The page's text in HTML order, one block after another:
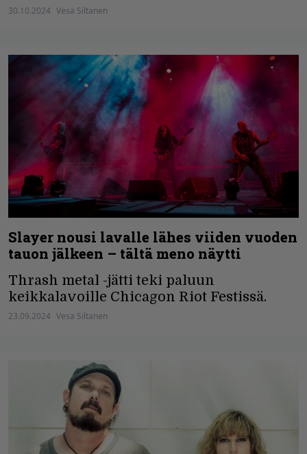
30.10.2024 Vesa Siltanen
Slayer nousi lavalle lähes viiden vuoden
tauon jälkeen – tältä meno näytti
Thrash metal -jätti teki paluun
keikkalavoille Chicagon Riot Festissä.
23.09.2024 Vesa Siltanen